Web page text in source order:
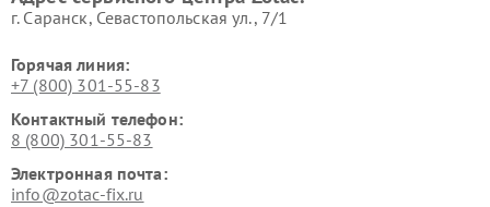
г. Саранск, Севастопольская ул., 7/1
Горячая линия:
+7 (800) 301-55-83
Контактный телефон:
8 (800) 301-55-83
Электронная почта:
info@zotac-fix.ru